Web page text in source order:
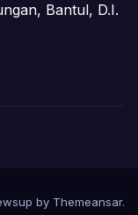
Bantul, D.I.
by Themeansar.